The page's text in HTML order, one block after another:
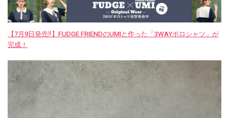
【7月9日発売‼︎】FUDGE FRIENDのUMIと作った「3WAYポロシャツ」が
完成！